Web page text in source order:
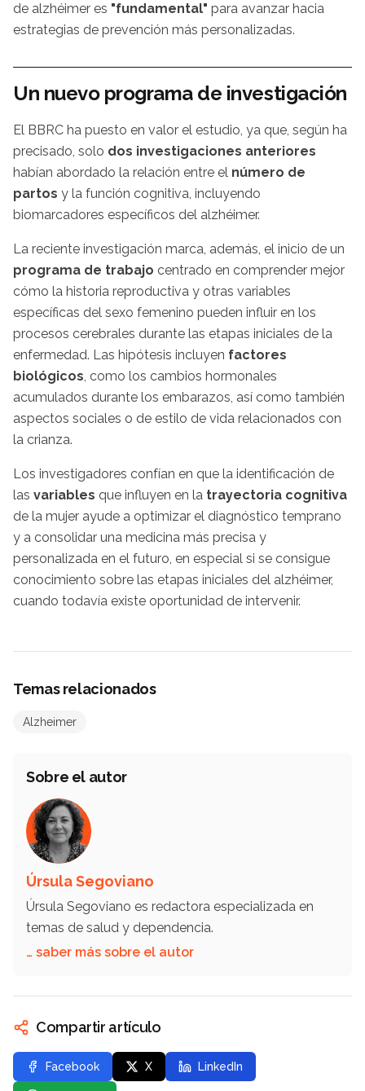
de alzhéimer es "fundamental" para avanzar hacia
estrategias de prevención más personalizadas.
Un nuevo programa de investigación
El BBRC ha puesto en valor el estudio, ya que, según ha
precisado, solo dos investigaciones anteriores
habían abordado la relación entre el número de
partos y la función cognitiva, incluyendo
biomarcadores específicos del alzhéimer.
La reciente investigación marca, además, el inicio de un
programa de trabajo centrado en comprender mejor
cómo la historia reproductiva y otras variables
específicas del sexo femenino pueden influir en los
procesos cerebrales durante las etapas iniciales de la
enfermedad. Las hipótesis incluyen factores
biológicos, como los cambios hormonales
acumulados durante los embarazos, así como también
aspectos sociales o de estilo de vida relacionados con
la crianza.
Los investigadores confían en que la identificación de
las variables que influyen en la trayectoria cognitiva
de la mujer ayude a optimizar el diagnóstico temprano
y a consolidar una medicina más precisa y
personalizada en el futuro, en especial si se consigue
conocimiento sobre las etapas iniciales del alzhéimer,
cuando todavía existe oportunidad de intervenir.
Temas relacionados
Alzheimer
Sobre el autor
Úrsula Segoviano
Úrsula Segoviano es redactora especializada en
temas de salud y dependencia.
… saber más sobre el autor
Compartir artículo
Facebook X LinkedIn